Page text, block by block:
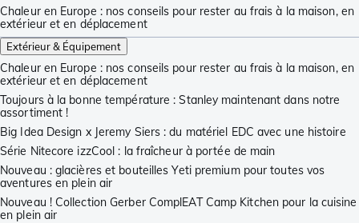
Chaleur en Europe : nos conseils pour rester au frais à la maison, en
extérieur et en déplacement
Extérieur & Équipement
Chaleur en Europe : nos conseils pour rester au frais à la maison, en
extérieur et en déplacement
Toujours à la bonne température : Stanley maintenant dans notre
assortiment !
Big Idea Design x Jeremy Siers : du matériel EDC avec une histoire
Série Nitecore izzCool : la fraîcheur à portée de main
Nouveau : glacières et bouteilles Yeti premium pour toutes vos
aventures en plein air
Nouveau ! Collection Gerber ComplEAT Camp Kitchen pour la cuisine
en plein air